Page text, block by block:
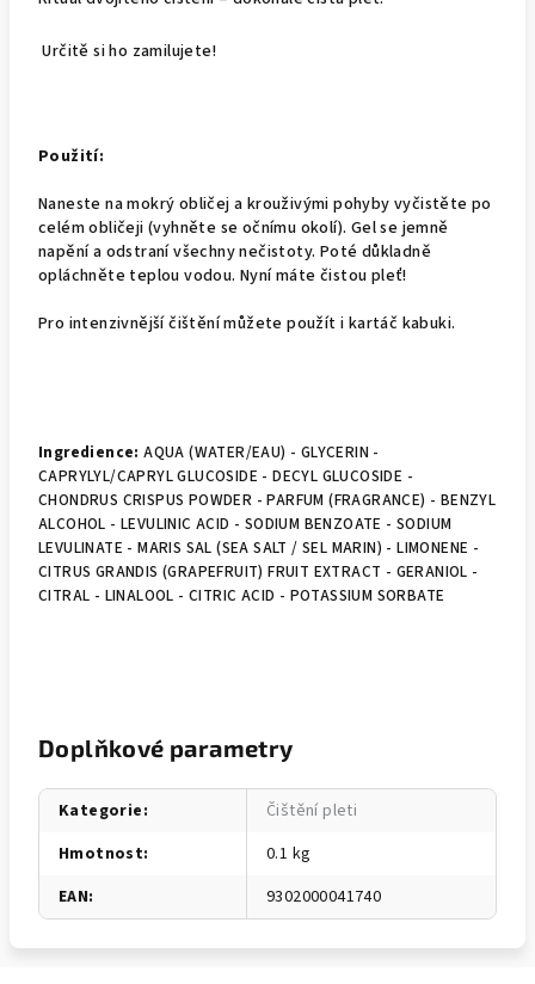
Určitě si ho zamilujete!
Použití:
Naneste na mokrý obličej a krouživými pohyby vyčistěte po
celém obličeji (vyhněte se očnímu okolí). Gel se jemně
napění a odstraní všechny nečistoty. Poté důkladně
opláchněte teplou vodou. Nyní máte čistou pleť!
Pro intenzivnější čištění můžete použít i kartáč kabuki.
Ingredience:AQUA (WATER/EAU) - GLYCERIN -
CAPRYLYL/CAPRYL GLUCOSIDE - DECYL GLUCOSIDE -
CHONDRUS CRISPUS POWDER - PARFUM (FRAGRANCE) - BENZYL
ALCOHOL - LEVULINIC ACID - SODIUM BENZOATE - SODIUM
LEVULINATE - MARIS SAL (SEA SALT / SEL MARIN) - LIMONENE -
CITRUS GRANDIS (GRAPEFRUIT) FRUIT EXTRACT - GERANIOL -
CITRAL - LINALOOL - CITRIC ACID - POTASSIUM SORBATE
Doplňkové parametry
Kategorie:
Čištění pleti
Hmotnost:
0.1 kg
EAN: 9302000041740